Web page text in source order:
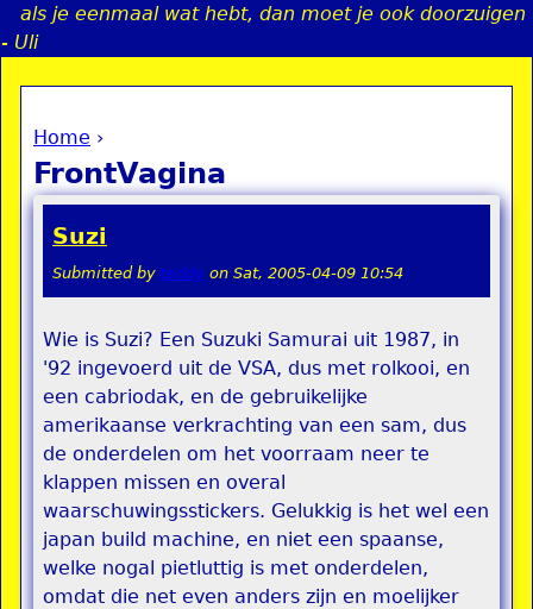
Jump to navigation
als je eenmaal wat hebt, dan moet je ook doorzuigen
- Uli
You are here
Home ›
FrontVagina
Suzi
Submitted by teddy on Sat, 2005-04-09 10:54
Wie is Suzi? Een Suzuki Samurai uit 1987, in
'92 ingevoerd uit de VSA, dus met rolkooi, en
een cabriodak, en de gebruikelijke
amerikaanse verkrachting van een sam, dus
de onderdelen om het voorraam neer te
klappen missen en overal
waarschuwingsstickers. Gelukkig is het wel een
japan build machine, en niet een spaanse,
welke nogal pietluttig is met onderdelen,
omdat die net even anders zijn en moelijker